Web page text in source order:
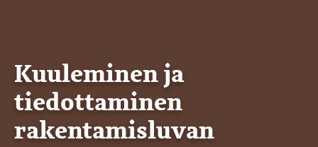
Kuuleminen ja
tiedottaminen
rakentamisluvan